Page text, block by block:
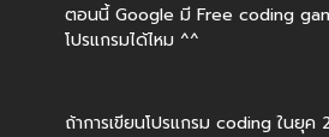
ตอนนี้ Google มี Free coding
โปรแกรมได้ไหม ^^
ถ้าการเขียนโปรแกรม coding ในยุ